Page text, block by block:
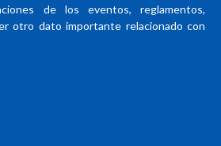
de los eventos, reglamentos,
otro dato importante relacionado con